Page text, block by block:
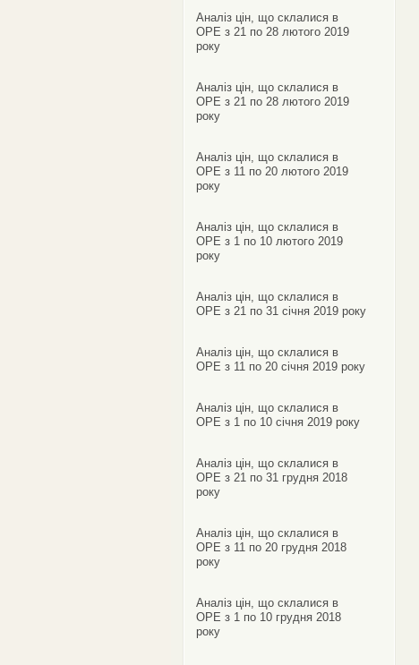
Аналіз цін, що склалися в
ОРЕ з 21 по 28 лютого 2019
року
Аналіз цін, що склалися в
ОРЕ з 21 по 28 лютого 2019
року
Аналіз цін, що склалися в
ОРЕ з 11 по 20 лютого 2019
року
Аналіз цін, що склалися в
ОРЕ з 1 по 10 лютого 2019
року
Аналіз цін, що склалися в
ОРЕ з 21 по 31 січня 2019 року
Аналіз цін, що склалися в
ОРЕ з 11 по 20 січня 2019 року
Аналіз цін, що склалися в
ОРЕ з 1 по 10 січня 2019 року
Аналіз цін, що склалися в
ОРЕ з 21 по 31 грудня 2018
року
Аналіз цін, що склалися в
ОРЕ з 11 по 20 грудня 2018
року
Аналіз цін, що склалися в
ОРЕ з 1 по 10 грудня 2018
року